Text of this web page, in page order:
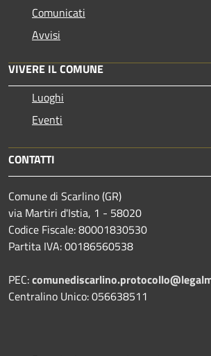
Comunicati
Avvisi
VIVERE IL COMUNE
Luoghi
Eventi
CONTATTI
Comune di Scarlino (GR)
via Martiri d'Istia, 1 - 58020
Codice Fiscale: 80001830530
Partita IVA: 00186560538
PEC:
Centralino Unico: 056638511